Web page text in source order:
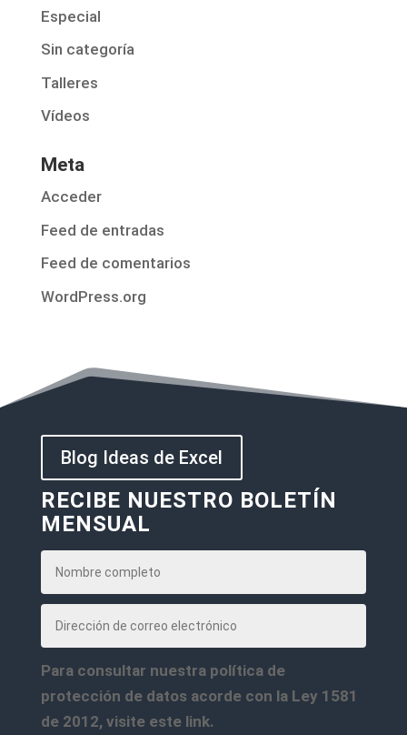
Especial
Sin categoría
Talleres
Vídeos
Meta
Acceder
Feed de entradas
Feed de comentarios
WordPress.org
Blog Ideas de Excel
RECIBE NUESTRO BOLETÍN
MENSUAL
Para consultar nuestra política de
protección de datos acorde con la Ley 1581
de 2012, visite este link.